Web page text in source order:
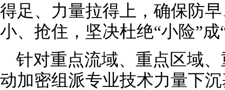
得足、力量拉得上，确保防
小、抢住，坚决杜绝“小险”成
针对重点流域、重点区域
动加密组派专业技术力量下